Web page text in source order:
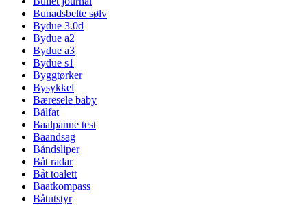
Bunadsbelte sølv
Bydue 3.0d
Bydue a2
Bydue a3
Bydue s1
Byggtørker
Bysykkel
Bæresele baby
Bålfat
Baalpanne test
Baandsag
Båndsliper
Båt radar
Båt toalett
Baatkompass
Båtutstyr